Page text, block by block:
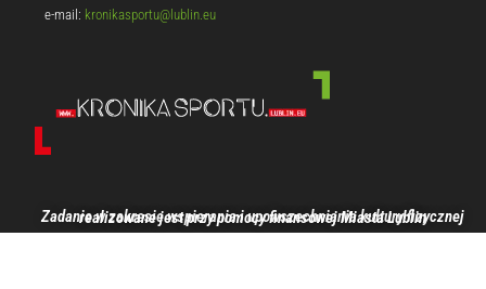
e-mail: kronikasportu@lublin.eu
Zadanie w zakresie wspierania i upowszechniania kultury fizycznej realizowane jest przy pomocy finansowej Miasta Lublin